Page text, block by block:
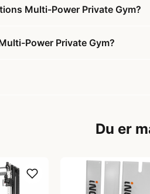
Multi-Power Private Gym?
Power Private Gym?
Du er